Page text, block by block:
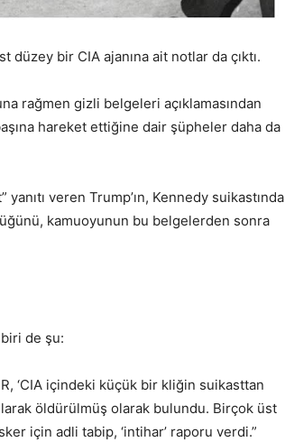
düzey bir CIA ajanına ait notlar da çıktı.
rağmen gizli belgeleri açıklamasından
hareket ettiğine dair şüpheler daha da
veren Trump’ın, Kennedy suikastında
kamuoyunun bu belgelerden sonra
de şu:
‘CIA içindeki küçük bir kliğin suikasttan
öldürülmüş olarak bulundu. Birçok üst
için adli tabip, ‘intihar’ raporu verdi.”